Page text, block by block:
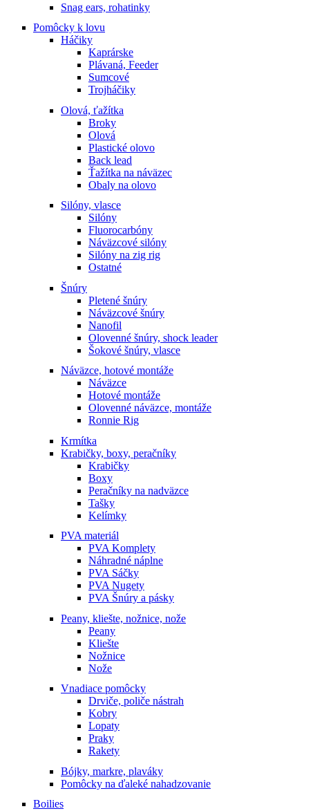
Snag ears, rohatinky
Pomôcky k lovu
Háčiky
Kaprárske
Plávaná, Feeder
Sumcové
Trojháčiky
Olová, ťažítka
Broky
Olová
Plastické olovo
Back lead
Ťažítka na náväzec
Obaly na olovo
Silóny, vlasce
Silóny
Fluorocarbóny
Náväzcové silóny
Silóny na zig rig
Ostatné
Šnúry
Pletené šnúry
Náväzcové šnúry
Nanofil
Olovenné šnúry, shock leader
Šokové šnúry, vlasce
Náväzce, hotové montáže
Náväzce
Hotové montáže
Olovenné náväzce, montáže
Ronnie Rig
Krmítka
Krabičky, boxy, peračníky
Krabičky
Boxy
Peračníky na nadväzce
Tašky
Kelímky
PVA materiál
PVA Komplety
Náhradné náplne
PVA Sáčky
PVA Nugety
PVA Šnúry a pásky
Peany, kliešte, nožnice, nože
Peany
Kliešte
Nožnice
Nože
Vnadiace pomôcky
Drviče, poliče nástrah
Kobry
Lopaty
Praky
Rakety
Bójky, markre, plaváky
Pomôcky na ďaleké nahadzovanie
Boilies